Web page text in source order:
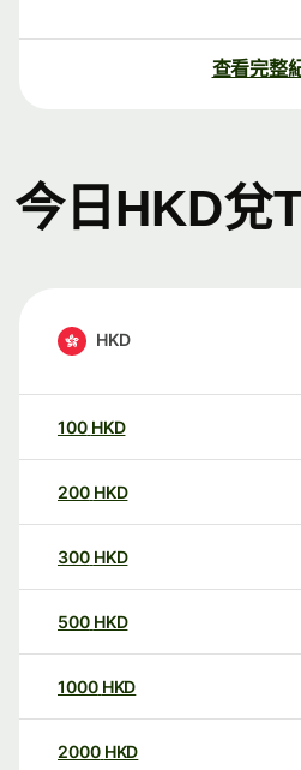
查看完整
今日HKD兌
HKD
100 HKD
200 HKD
300 HKD
500 HKD
1000 HKD
2000 HKD